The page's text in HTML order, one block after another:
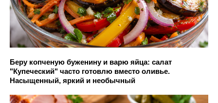
Беру копченую буженину и варю яйца: салат
"Купеческий" часто готовлю вместо оливье.
Насыщенный, яркий и необычный